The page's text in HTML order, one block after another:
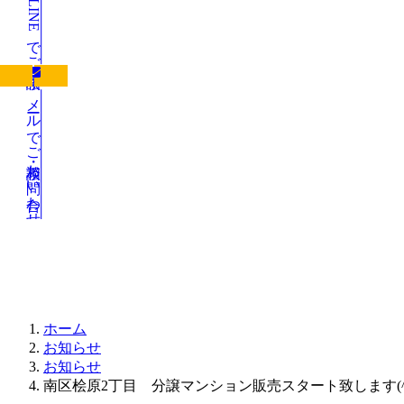
LINEでご相談
メールでご相談・お問い合わせ
ホーム
お知らせ
お知らせ
南区桧原2丁目 分譲マンション販売スタート致します